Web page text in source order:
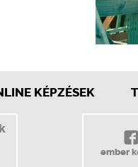
KÉPZÉSEK
ember